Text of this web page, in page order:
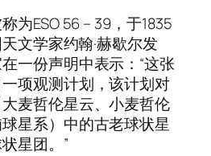
为ESO 56 – 39，于1835
文学家约翰·赫歇尔发
一份声明中表示：“这张
项观测计划，该计划对
麦哲伦星云、小麦哲伦
星系）中的古老球状星
星团。”